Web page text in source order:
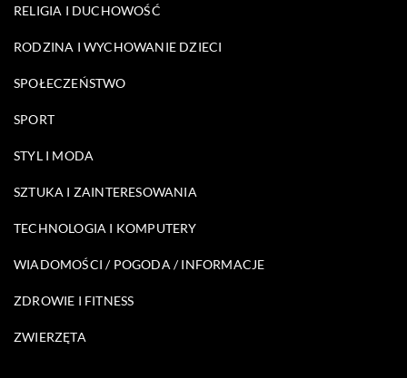
RELIGIA I DUCHOWOŚĆ
RODZINA I WYCHOWANIE DZIECI
SPOŁECZEŃSTWO
SPORT
STYL I MODA
SZTUKA I ZAINTERESOWANIA
TECHNOLOGIA I KOMPUTERY
WIADOMOŚCI / POGODA / INFORMACJE
ZDROWIE I FITNESS
ZWIERZĘTA